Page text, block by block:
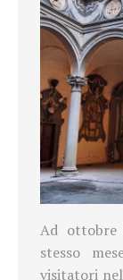
Ad
stesso
visitatori